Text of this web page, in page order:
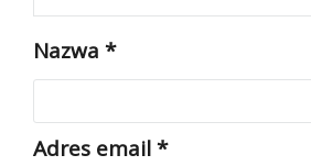
Nazwa *
Adres email*